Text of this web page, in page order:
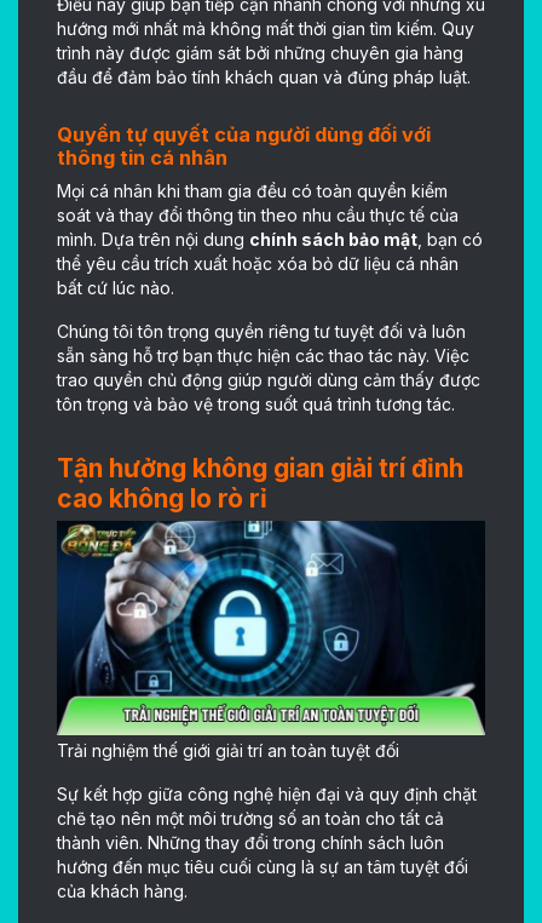
Điều này giúp bạn tiếp cận nhanh chóng với những xu
hướng mới nhất mà không mất thời gian tìm kiếm. Quy
trình này được giám sát bởi những chuyên gia hàng
đầu để đảm bảo tính khách quan và đúng pháp luật.
Quyền tự quyết của người dùng đối với
thông tin cá nhân
Mọi cá nhân khi tham gia đều có toàn quyền kiểm
soát và thay đổi thông tin theo nhu cầu thực tế của
mình. Dựa trên nội dung chính sách bảo mật , bạn có
thể yêu cầu trích xuất hoặc xóa bỏ dữ liệu cá nhân
bất cứ lúc nào.
Chúng tôi tôn trọng quyền riêng tư tuyệt đối và luôn
sẵn sàng hỗ trợ bạn thực hiện các thao tác này. Việc
trao quyền chủ động giúp người dùng cảm thấy được
tôn trọng và bảo vệ trong suốt quá trình tương tác.
Tận hưởng không gian giải trí đỉnh
cao không lo rò rỉ
Trải nghiệm thế giới giải trí an toàn tuyệt đối
Sự kết hợp giữa công nghệ hiện đại và quy định chặt
chẽ tạo nên một môi trường số an toàn cho tất cả
thành viên. Những thay đổi trong chính sách luôn
hướng đến mục tiêu cuối cùng là sự an tâm tuyệt đối
của khách hàng.